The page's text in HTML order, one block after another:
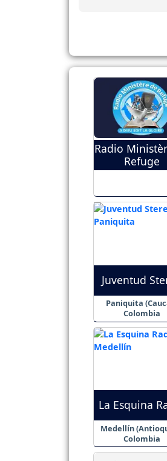
Radio
Refuge
Juventud
Paniquita (Cauca) -
Colombia
La Esquina
Medellín
Colombia